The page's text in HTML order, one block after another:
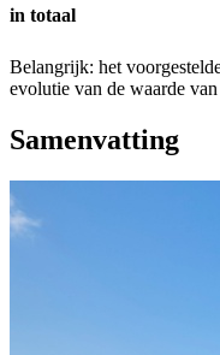
in totaal
Belangrijk: het
evolutie van de waarde
Samenvatting